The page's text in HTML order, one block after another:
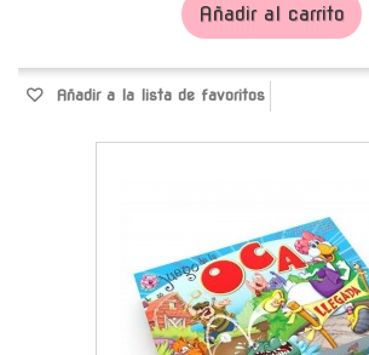
Añadir al carrito
Añadir a la lista de favoritos